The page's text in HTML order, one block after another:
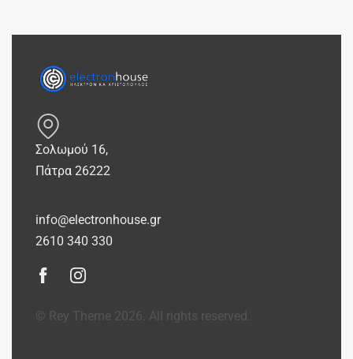
Σολωμού 16,
Πάτρα 26222
info@electronhouse.gr
2610 340 330
© Rey Theme 2026. All rights reserved.